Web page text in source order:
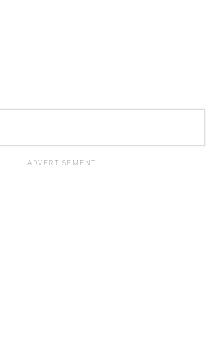
ADVERTISEMENT